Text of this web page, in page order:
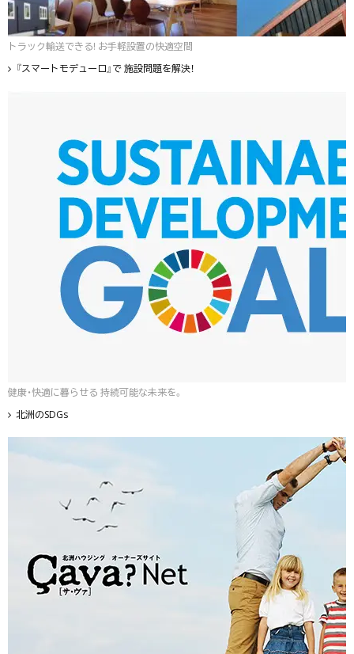
トラック輸送できる! お手軽設置の快適空間
『スマートモデューロ』で 施設問題を解決！
健康・快適に暮らせる 持続可能な未来を。
北洲のSDGs